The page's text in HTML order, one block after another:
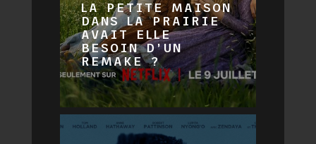
LA PETITE MAISON
DANS LA PRAIRIE
AVAIT ELLE
BESOIN D’UN
REMAKE ?